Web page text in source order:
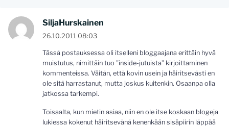
SiljaHurskainen
26.10.2011 08:03
Tässä postauksessa oli itselleni bloggaajana erittäin hyvä
muistutus, nimittäin tuo ”inside-jutuista” kirjoittaminen
kommenteissa. Väitän, että kovin usein ja häiritsevästi en
ole sitä harrastanut, mutta joskus kuitenkin. Osaanpa olla
jatkossa tarkempi.
Toisaalta, kun mietin asiaa, niin en ole itse koskaan blogeja
lukiessa kokenut häiritsevänä kenenkään sisäpiirin läppää